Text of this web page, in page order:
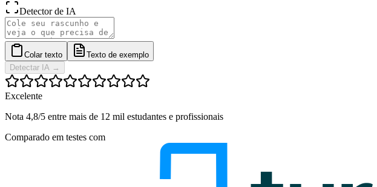
Detector de IA
Colar texto
Texto de exemplo
Detectar IA →
Excelente
Nota 4,8/5 entre mais de 12 mil estudantes e profissionais
Comparado em testes com